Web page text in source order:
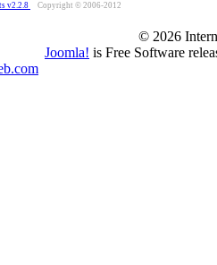
v2.2.8 Copyright © 2006-2012
© 2026
Joomla! is Free Software